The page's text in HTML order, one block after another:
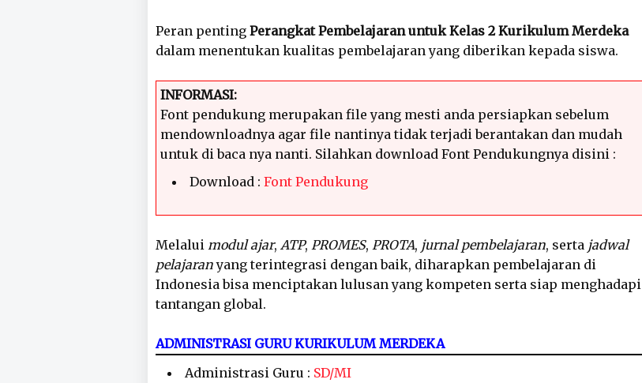
Peran penting Perangkat Pembelajaran untuk Kelas 2 Kurikulum Merdeka
dalam menentukan kualitas pembelajaran yang diberikan kepada siswa.
INFORMASI:
Font pendukung merupakan file yang mesti anda persiapkan sebelum
mendownloadnya agar file nantinya tidak terjadi berantakan dan mudah
untuk di baca nya nanti. Silahkan download Font Pendukungnya disini :
Download : Font Pendukung
Melalui modul ajar, ATP, PROMES, PROTA, jurnal pembelajaran, serta jadwal
pelajaranyang terintegrasi dengan baik, diharapkan pembelajaran di
Indonesia bisa menciptakan lulusan yang kompeten serta siap menghadapi
tantangan global.
ADMINISTRASI GURU KURIKULUM MERDEKA
Administrasi Guru : SD/MI